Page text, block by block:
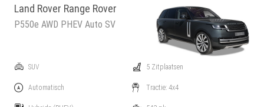
Land Rover Range Rover
P550e AWD PHEV Auto SV
SUV
Automatisch
5 Zitplaatsen
Tractie: 4x4